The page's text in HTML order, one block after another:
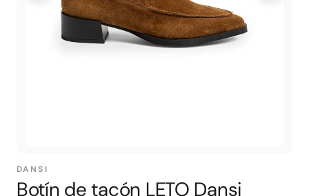
DANSI
Botín de tacón LETO Dansi